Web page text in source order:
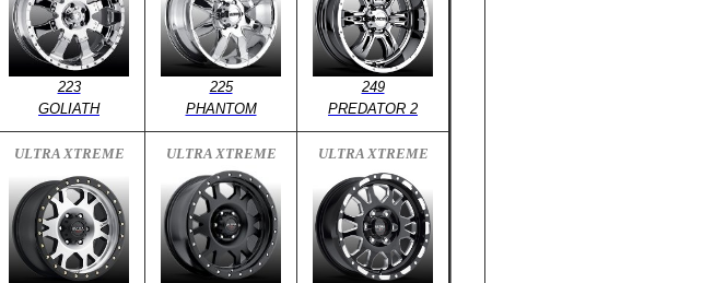
223
GOLIATH
225
PHANTOM
249
PREDATOR 2
ULTRA XTREME ULTRA XTREME ULTRA XTREME